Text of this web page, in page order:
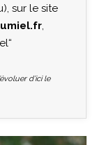
sur le site
,
d’ici le